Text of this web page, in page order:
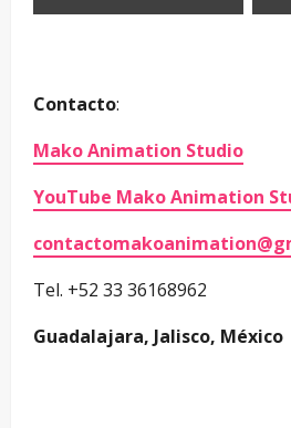
Contacto:
Mako Animation Studio
YouTube Mako Animation
Tel. +52 33 36168962
Guadalajara, Jalisco, México